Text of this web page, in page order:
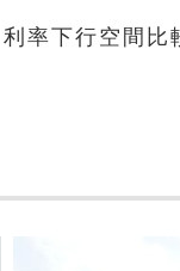
率下行空間